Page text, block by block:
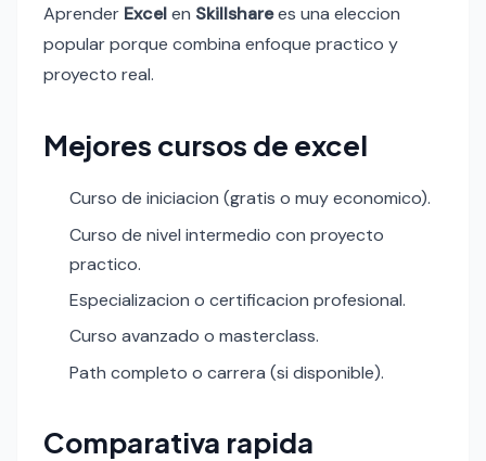
Aprender Excelen Skillsharees una eleccion
popular porque combina enfoque practico y
proyecto real.
Mejores cursos de excel
Curso de iniciacion (gratis o muy economico).
Curso de nivel intermedio con proyecto
practico.
Especializacion o certificacion profesional.
Curso avanzado o masterclass.
Path completo o carrera (si disponible).
Comparativa rapida